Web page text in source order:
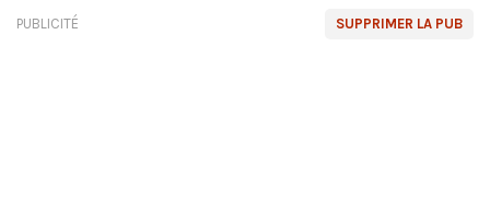
SUPPRIMER LA PUB
PUBLICITÉ